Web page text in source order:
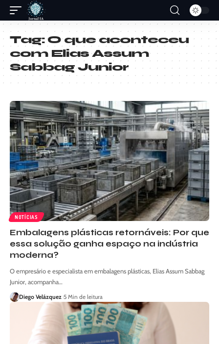
Tag:O que aconteceu
com Elias Assum
Sabbag Junior
NOTÍCIAS
Embalagens plásticas retornáveis: Por que
essa solução ganha espaço na indústria
moderna?
O empresário e especialista em embalagens plásticas, Elias Assum Sabbag
Junior, acompanha…
Diego Velázquez 5 Min de leitura